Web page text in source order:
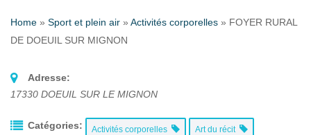
Home » Sport et plein air » Activités corporelles » FOYER RURAL
DE DOEUIL SUR MIGNON
Adresse:
17330 DOEUIL SUR LE MIGNON
Catégories: Activités corporelles Art du récit